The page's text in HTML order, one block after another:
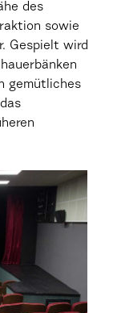
des
sowie
Gespielt wird
gemütliches